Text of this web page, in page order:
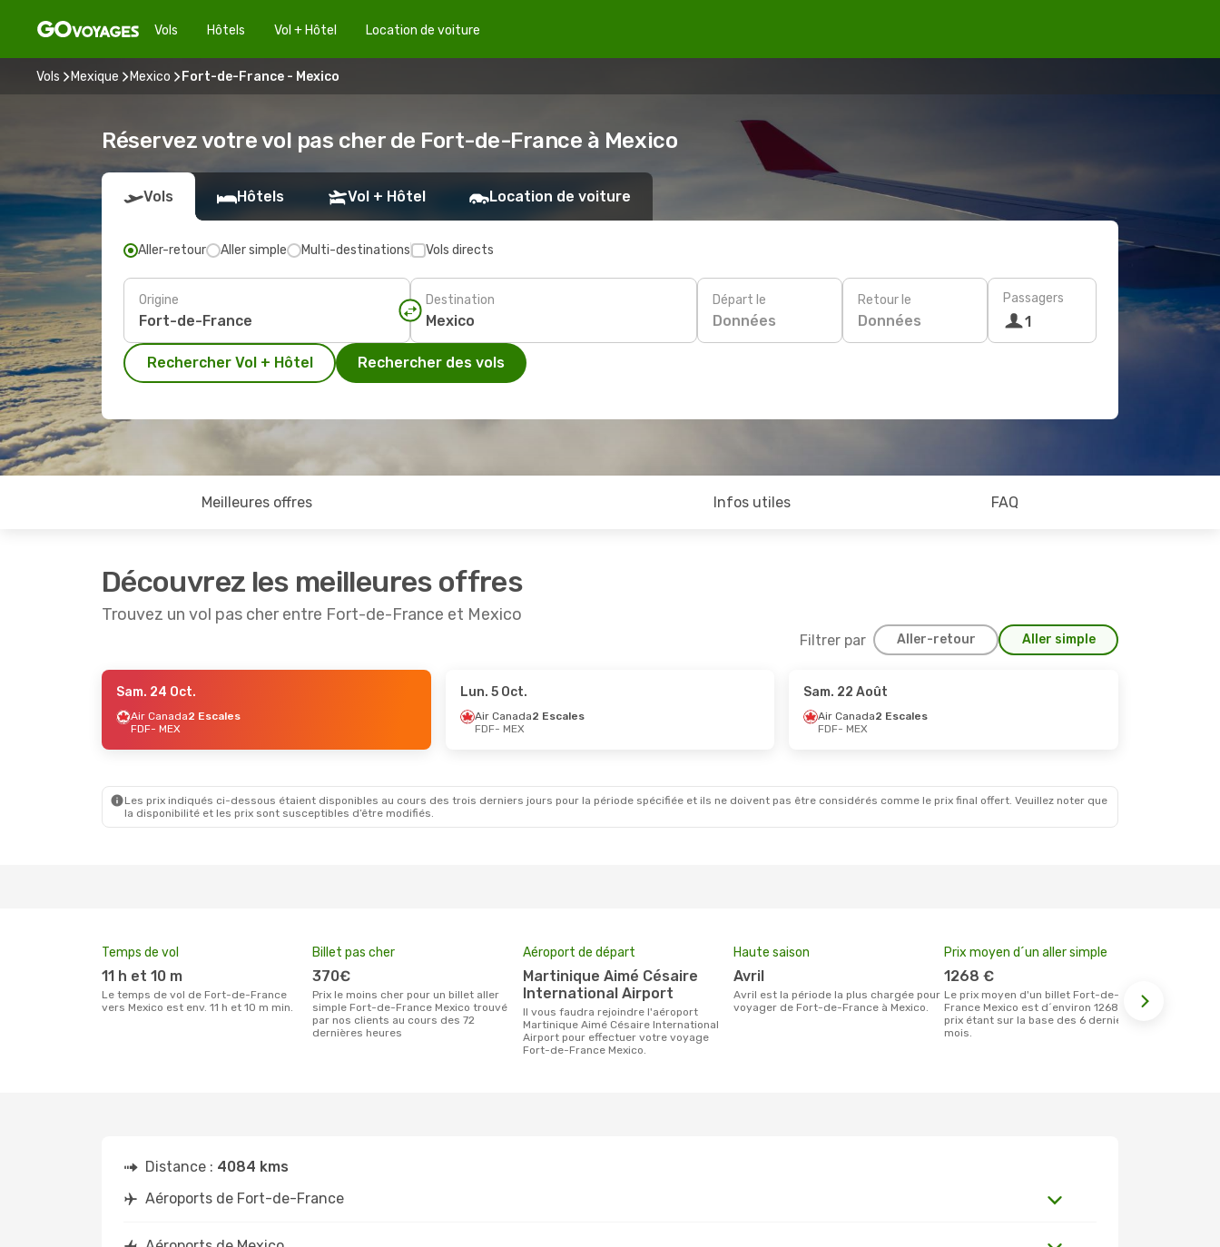
Vols Hôtels Vol + Hôtel Location de voiture
Vols Mexique Mexico Fort-de-France - Mexico
Réservez votre vol pas cher de Fort-de-France à Mexico
Vols Hôtels Vol + Hôtel Location de voiture
Aller-retour Aller simple Multi-destinations Vols directs
Origine Destination Départ le
Données
Retour le
Données
Passagers
1
Rechercher Vol + Hôtel Rechercher des vols
Meilleures offres Infos utiles FAQ
Découvrez les meilleures offres
Trouvez un vol pas cher entre Fort-de-France et Mexico
Filtrer par Aller-retour Aller simple
- Dim. 30 Août
2 Escales
Sam. 24 Oct.
Air Canada2 Escales
FDF- MEX
Lun. 5 Oct.
Air Canada2 Escales
FDF- MEX
Sam. 22 Août
Air Canada2 Escales
FDF- MEX
Les prix indiqués ci-dessous étaient disponibles au cours des trois derniers jours pour la période spécifiée et ils ne doivent pas être considérés comme le prix final offert. Veuillez noter que
la disponibilité et les prix sont susceptibles d’être modifiés.
Temps de vol
11 h et 10 m
Le temps de vol de Fort-de-France
vers Mexico est env. 11 h et 10 m min.
Billet pas cher
370€
Prix le moins cher pour un billet aller
simple Fort-de-France Mexico trouvé
par nos clients au cours des 72
dernières heures
Aéroport de départ
Martinique Aimé Césaire
International Airport
Il vous faudra rejoindre l'aéroport
Martinique Aimé Césaire International
Airport pour effectuer votre voyage
Fort-de-France Mexico.
Haute saison
avril
avril est la période la plus chargée pour
voyager de Fort-de-France à Mexico.
Prix moyen d´un aller simple
1268 €
Le prix moyen d'un billet Fort-de-
France Mexico est d´environ 1268 €, ce
prix étant sur la base des 6 derniers
mois.
Distance : 4084 kms
Aéroports de Fort-de-France